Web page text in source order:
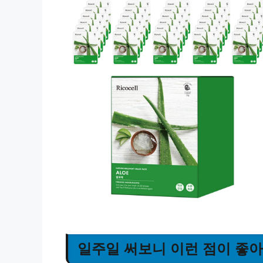
일주일 써보니 이런 점이 좋